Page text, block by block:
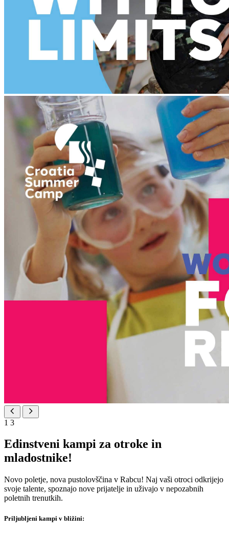
1 3
Edinstveni kampi za otroke in
mladostnike!
Novo poletje, nova pustolovščina v Rabcu! Naj vaši otroci odkrijejo
svoje talente, spoznajo nove prijatelje in uživajo v nepozabnih
poletnih trenutkih.
Priljubljeni kampi v bližini: